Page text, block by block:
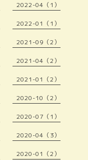
2022-04（1）
2022-01（1）
2021-09（2）
2021-04（2）
2021-01（2）
2020-10（2）
2020-07（1）
2020-04（3）
2020-01（2）